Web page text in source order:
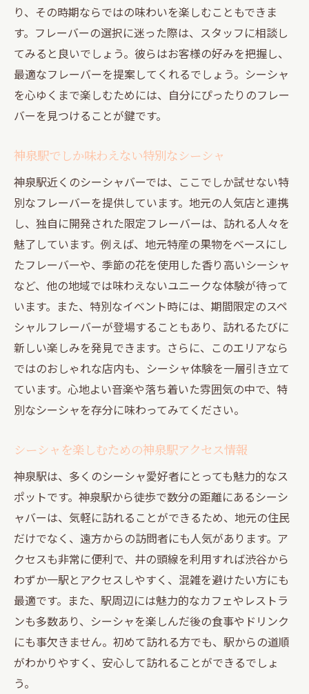
り、その時期ならではの味わいを楽しむこともできま
す。フレーバーの選択に迷った際は、スタッフに相談し
てみると良いでしょう。彼らはお客様の好みを把握し、
最適なフレーバーを提案してくれるでしょう。シーシャ
を心ゆくまで楽しむためには、自分にぴったりのフレー
バーを見つけることが鍵です。
神泉駅でしか味わえない特別なシーシャ
神泉駅近くのシーシャバーでは、ここでしか試せない特
別なフレーバーを提供しています。地元の人気店と連携
し、独自に開発された限定フレーバーは、訪れる人々を
魅了しています。例えば、地元特産の果物をベースにし
たフレーバーや、季節の花を使用した香り高いシーシャ
など、他の地域では味わえないユニークな体験が待って
います。また、特別なイベント時には、期間限定のスペ
シャルフレーバーが登場することもあり、訪れるたびに
新しい楽しみを発見できます。さらに、このエリアなら
ではのおしゃれな店内も、シーシャ体験を一層引き立て
ています。心地よい音楽や落ち着いた雰囲気の中で、特
別なシーシャを存分に味わってみてください。
シーシャを楽しむための神泉駅アクセス情報
神泉駅は、多くのシーシャ愛好者にとっても魅力的なス
ポットです。神泉駅から徒歩で数分の距離にあるシーシ
ャバーは、気軽に訪れることができるため、地元の住民
だけでなく、遠方からの訪問者にも人気があります。ア
クセスも非常に便利で、井の頭線を利用すれば渋谷から
わずか一駅とアクセスしやすく、混雑を避けたい方にも
最適です。また、駅周辺には魅力的なカフェやレストラ
ンも多数あり、シーシャを楽しんだ後の食事やドリンク
にも事欠きません。初めて訪れる方でも、駅からの道順
がわかりやすく、安心して訪れることができるでしょ
う。